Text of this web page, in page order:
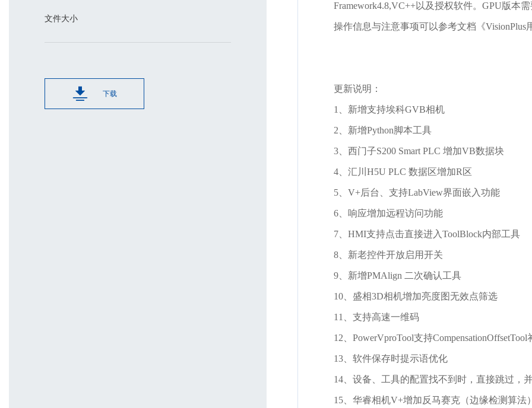
文件大小
下载
Framework4.8,VC++以及授权软件。GPU版本
操作信息与注意事项可以参考文档《VisionPlus
更新说明：
1、新增支持埃科GVB相机
2、新增Python脚本工具
3、西门子S200 Smart PLC 增加VB数据块
4、汇川H5U PLC 数据区增加R区
5、V+后台、支持LabView界面嵌入功能
6、响应增加远程访问功能
7、HMI支持点击直接进入ToolBlock内部工具
8、新老控件开放启用开关
9、新增PMAlign 二次确认工具
10、盛相3D相机增加亮度图无效点筛选
11、支持高速一维码
12、PowerVproTool支持
13、软件保存时提示语优化
14、设备、工具的配置找不到时，直接跳过，
15、华睿相机V+增加反马赛克（边缘检测算法）